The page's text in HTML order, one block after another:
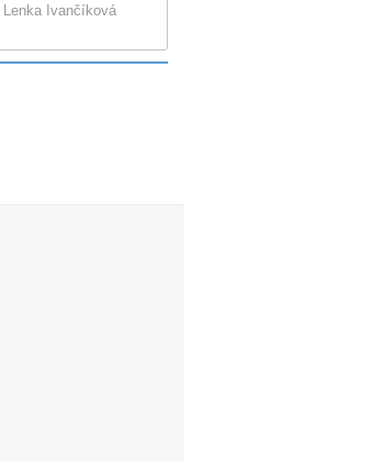
Lenka Ivančíková